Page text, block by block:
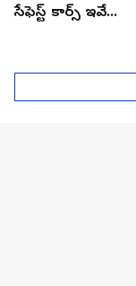
సేఫెస్ట్ కార్స్ ఇవే...